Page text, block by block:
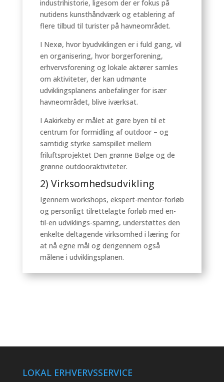
industrihistorie, ligesom der er fokus på
nutidens kunsthåndværk og etablering af
flere tilbud til turister på havneområdet.
I Nexø, hvor byudviklingen er i fuld gang, vil
en organisering, hvor borgerforening,
erhvervsforening og lokale aktører samles
om aktiviteter, der kan udmønte
udviklingsplanens anbefalinger for især
havneområdet, blive iværksat.
I Aakirkeby er målet at gøre byen til et
centrum for formidling af outdoor – og
samtidig styrke samspillet mellem
friluftsprojektet Den grønne Bølge og de
grønne outdooraktiviteter.
2) Virksomhedsudvikling
Igennem workshops, ekspert-mentor-forløb
og personligt tilrettelagte forløb med en-
til-en udviklings-sparring, understøttes den
enkelte deltagende virksomhed i læring for
at nå egne mål og derigennem også
målene i udviklingsplanen.
LOKAL ERHVERVSSERVICE